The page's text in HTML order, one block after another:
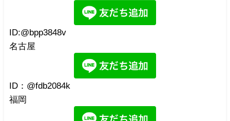
ID:@bpp3848v
名古屋
ID：@fdb2084k
福岡